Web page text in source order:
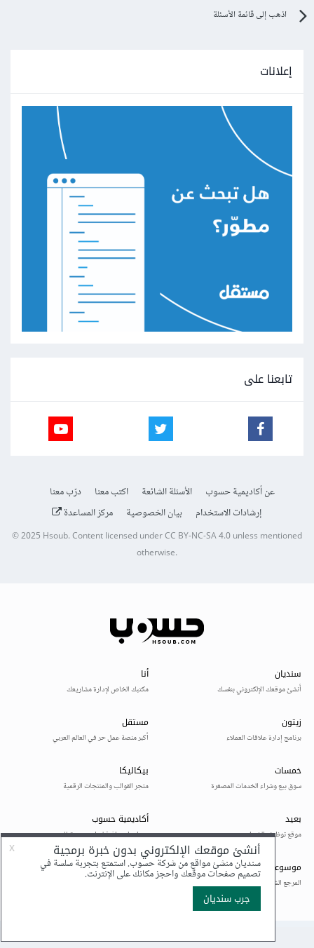
اذهب إلى قائمة الأسئلة
إعلانات
تابعنا على
عن أكاديمية حسوب الأسئلة الشائعة اكتب معنا
درّب معنا
إرشادات الاستخدام
بيان الخصوصية مركز المساعدة
© 2025Hsoub.Content licensed underCC BY-NC-SA 4.0unless mentioned
otherwise.